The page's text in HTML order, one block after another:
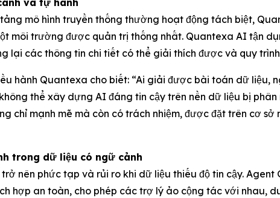
và tự hành
mô hình truyền thống thường hoạt động tách biệt,
môi trường được quản trị thống nhất. Quantexa AI tận
lại các thông tin chi tiết có thể giải thích được và quy
hành Quantexa cho biết: “Ai giải được bài toán dữ liệu,
thể xây dựng AI đáng tin cậy trên nền dữ liệu bị
chỉ mạnh mẽ mà còn có trách nhiệm, được đặt trên cơ
trong dữ liệu có ngữ cảnh
nên phức tạp và rủi ro khi dữ liệu thiếu độ tin cậy.
hợp an toàn, cho phép các trợ lý ảo cộng tác với nhau,